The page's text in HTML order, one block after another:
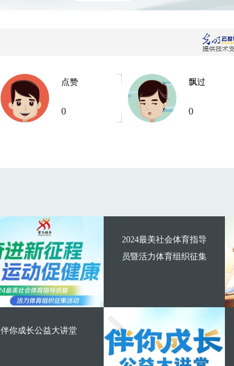
点赞
0
飘过
0
2024最美社会体育指导
员暨活力体育组织征集
伴你成长公益大讲堂